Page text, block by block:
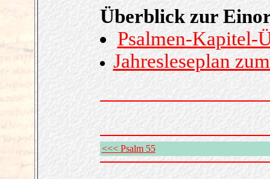
Überblick zur
Psalmen-Kapitel-
Jahresleseplan
<<< Psalm 55